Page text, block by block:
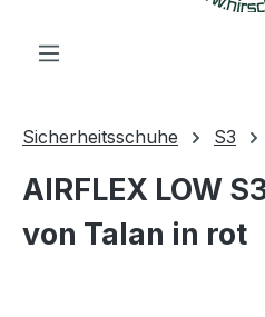
Sicherheitsschuhe S3
AIRFLEX LOW
von Talan in rot